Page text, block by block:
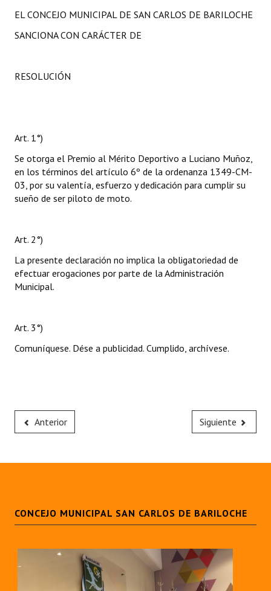
EL CONCEJO MUNICIPAL DE SAN CARLOS DE BARILOCHE
SANCIONA CON CARÁCTER DE
RESOLUCIÓN
Art. 1°)
Se otorga el Premio al Mérito Deportivo a Luciano Muñoz,
en los términos del artículo 6º de la ordenanza 1349-CM-
03, por su valentía, esfuerzo y dedicación para cumplir su
sueño de ser piloto de moto.
Art. 2°)
La presente declaración no implica la obligatoriedad de
efectuar erogaciones por parte de la Administración
Municipal.
Art. 3°)
Comuníquese. Dése a publicidad. Cumplido, archívese.
Anterior Siguiente
CONCEJO MUNICIPAL SAN CARLOS DE BARILOCHE